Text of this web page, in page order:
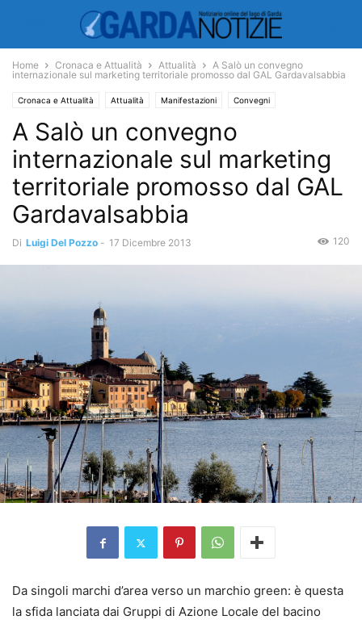
Home Cronaca e Attualità Attualità
A Salò un convegno
internazionale sul marketing territoriale promosso dal GAL Gardavalsabbia
Cronaca e Attualità Attualità Manifestazioni Convegni
A Salò un convegno
internazionale sul marketing
territoriale promosso dal GAL
Gardavalsabbia
Di Luigi Del Pozzo - 17 Dicembre 2013 120
Da singoli marchi d’area verso un marchio green: è questa
la sfida lanciata dai Gruppi di Azione Locale del bacino